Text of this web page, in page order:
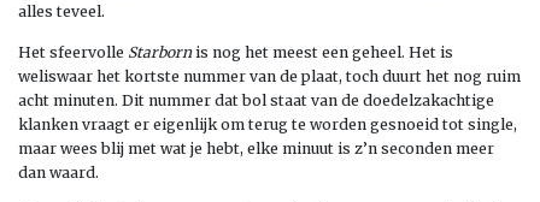
alles teveel.
Het sfeervolle Starbornis nog het meest een geheel. Het is
weliswaar het kortste nummer van de plaat, toch duurt het nog ruim
acht minuten. Dit nummer dat bol staat van de doedelzakachtige
klanken vraagt er eigenlijk om terug te worden gesnoeid tot single,
maar wees blij met wat je hebt, elke minuut is z’n seconden meer
dan waard.